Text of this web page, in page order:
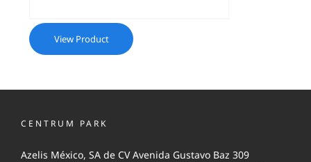
View Product
CENTRUM PARK
Azelis México, SA de CV Avenida Gustavo Baz 309